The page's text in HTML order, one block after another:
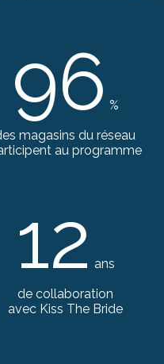
96 %
magasins du réseau
au programme
12 ans
de collaboration
avec Kiss The Bride